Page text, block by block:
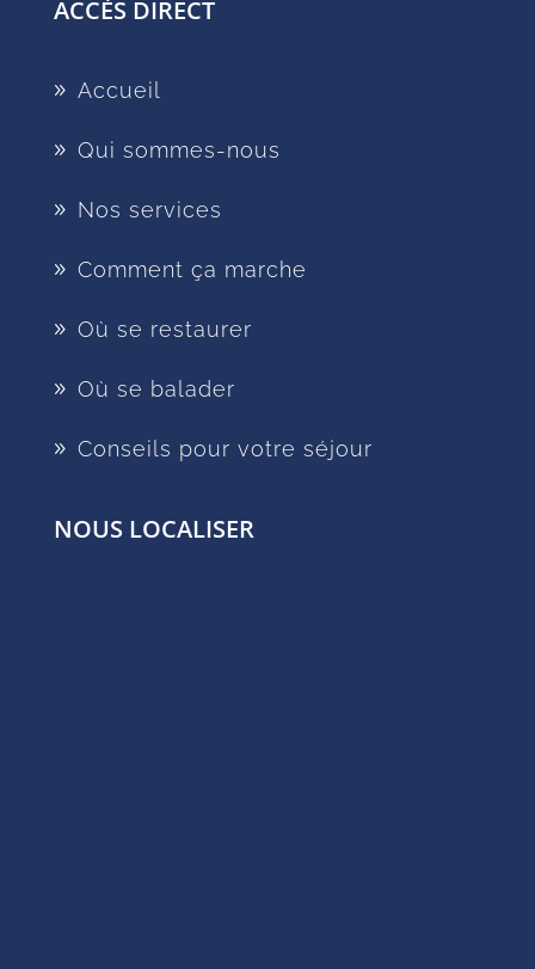
ACCÈS DIRECT
Accueil
Qui sommes-nous
Nos services
Comment ça marche
Où se restaurer
Où se balader
Conseils pour votre séjour
NOUS LOCALISER